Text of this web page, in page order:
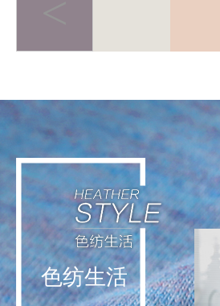
轻运动不挑战极限，
过日常低强度活动实
补给。这种理念让运
生活本身，在细微处
心。
色纺生活